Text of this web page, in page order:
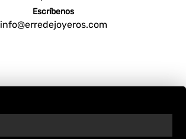
Escríbenos
info@erredejoyeros.com